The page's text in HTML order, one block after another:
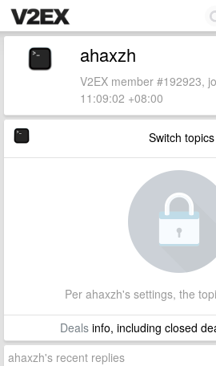
ahaxzh
V2EX member #192923,
11:09:02 +08:00
Switch
Per ahaxzh's settings, the
Dealsinfo, including closed
ahaxzh's recent replies